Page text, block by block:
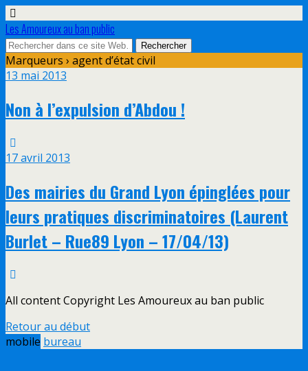
Les Amoureux au ban public
Marqueurs › agent d’état civil
13 mai 2013
Non à l’expulsion d’Abdou !
17 avril 2013
Des mairies du Grand Lyon épinglées pour
leurs pratiques discriminatoires (Laurent
Burlet – Rue89 Lyon – 17/04/13)
All content Copyright Les Amoureux au ban public
Retour au début
mobile bureau